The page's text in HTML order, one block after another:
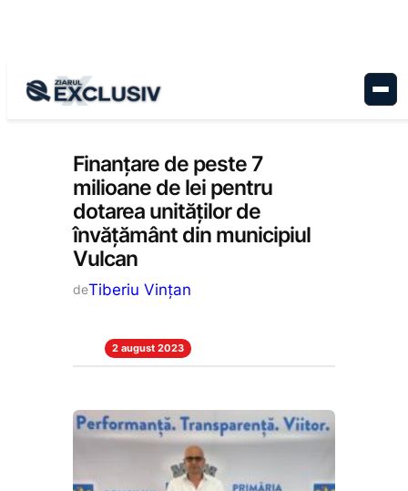
Administrație
Finanțare de peste 7
milioane de lei pentru
dotarea unităților de
învățământ din municipiul
Vulcan
deTiberiu Vințan
2 august 2023